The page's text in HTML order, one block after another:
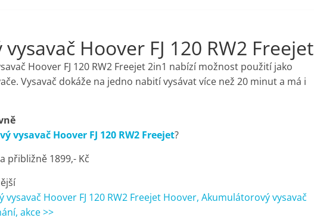
Hoover FJ 120 RW2 Freejet
Hoover FJ 120 RW2 Freejet 2in1 nabízí možnost použití jako
Vysavač dokáže na jedno nabití vysávat více než 20 minut a má i
vysavač Hoover FJ 120 RW2 Freejet?
přibližně 1899,- Kč
Hoover FJ 120 RW2 Freejet Hoover, Akumulátorový vysavač
akce >>